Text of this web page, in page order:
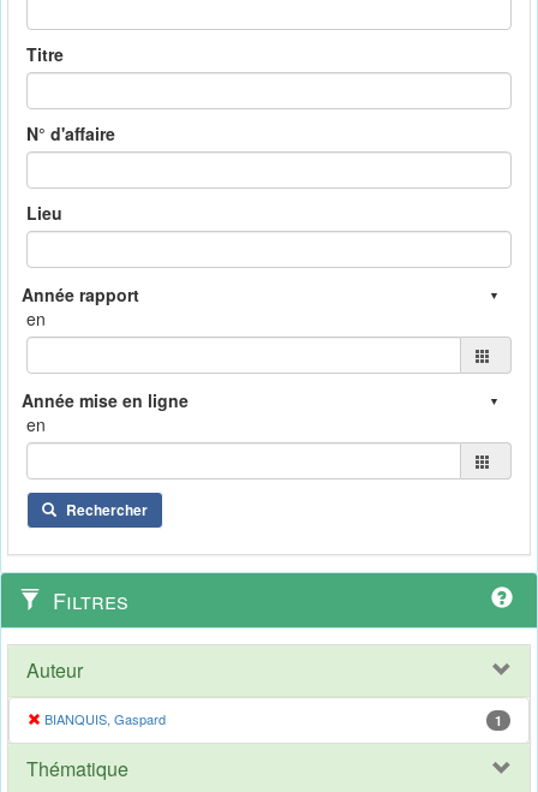
Titre
N° d'affaire
Lieu
en
en
Rechercher
Filtres
Auteur
BIANQUIS, Gaspard 1
Thématique